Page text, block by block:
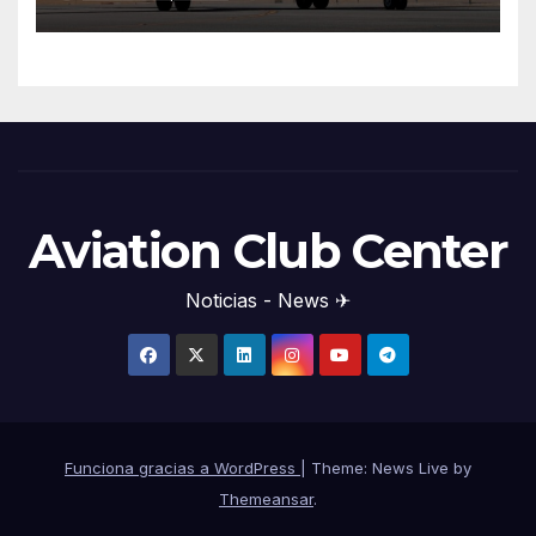
Aviation Club Center
Noticias - News ✈
Funciona gracias a WordPress
Theme: News Live by
Themeansar.